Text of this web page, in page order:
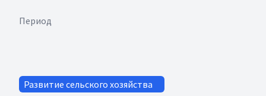
Период
Развитие сельского хозяйства